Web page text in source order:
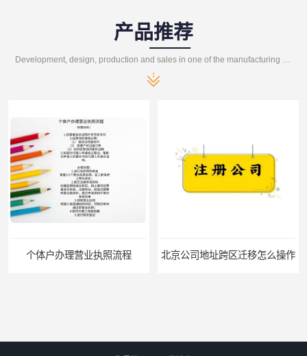
产品推荐
个体户办理营业执照流程 北京公司地址跨区迁移怎么操作